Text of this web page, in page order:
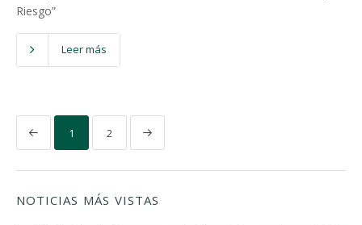
Riesgo”
Leer más
1 2
NOTICIAS MÁS VISTAS